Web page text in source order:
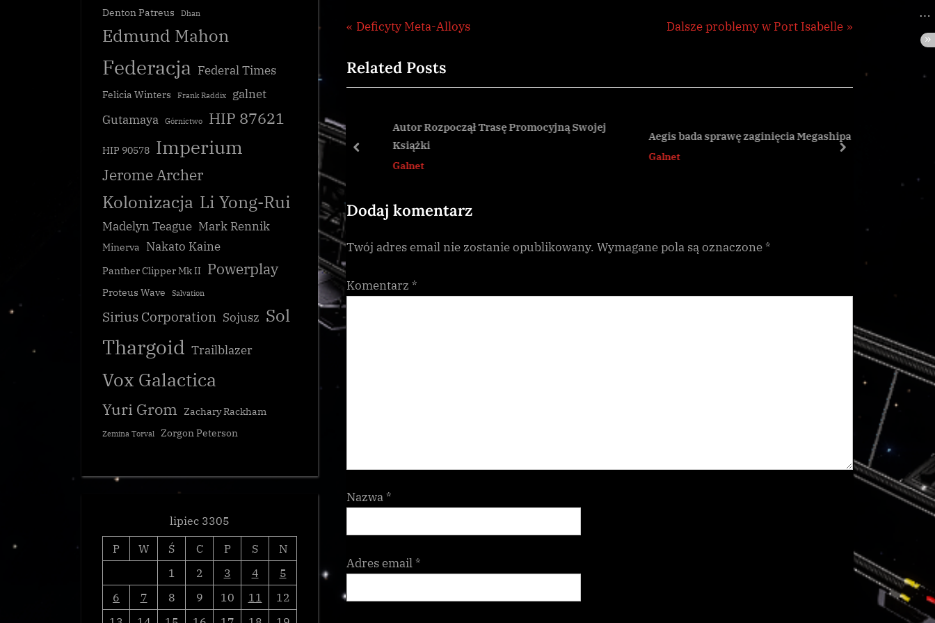
Galnet
news
Nawigacja
wpisu
P
e
v
u
o
t
Deficyty Meta-Alloys
N
t
s
Dalsze problemy w Port Isabelle
Related Posts
Fala przestępstw budzi obawy o
bezpieczeństwo
Autor Rozpoczął Trasę Promocyjną Swojej
Książki
Galnet
Aegis bada sprawę zaginięcia Megashipa
Galnet
prev next
Dodaj komentarz
Twój adres email nie zostanie opublikowany. Wymagane pola są oznaczone*
Komentarz *
Nazwa*
Adres email*
Denton Patreus
Dhan
Edmund Mahon
Federacja Federal Times
Felicia Winters Frank Raddix
galnet
Gutamaya
Górnictwo HIP 87621
HIP 90578 Imperium
Jerome Archer
Kolonizacja Li Yong-Rui
Madelyn Teague Mark Rennik
Minerva Nakato Kaine
Panther Clipper Mk II Powerplay
Proteus Wave Salvation
Sirius Corporation Sojusz Sol
Thargoid Trailblazer
Vox Galactica
Yuri Grom Zachary Rackham
Zemina Torval Zorgon Peterson
lipiec 3305
P
W Ś C P S
N
1
2 3 4
5
6
7 8 9 10 11
12